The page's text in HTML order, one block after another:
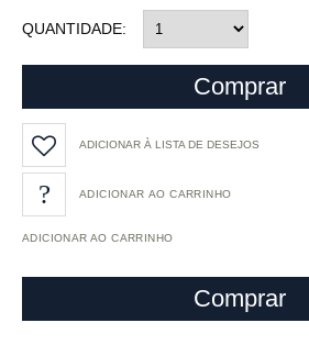
QUANTIDADE
Comprar
ADICIONAR À LISTA DE DESEJOS
ADICIONAR AO CARRINHO
Comprar